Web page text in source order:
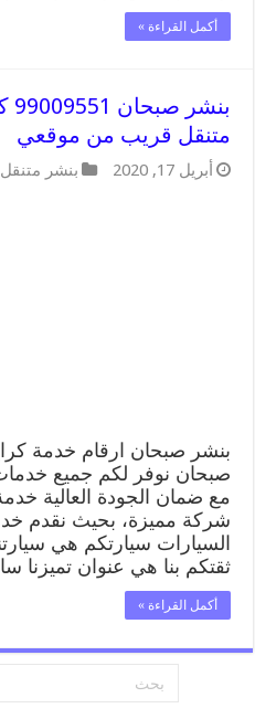
أكمل القراءة »
متنقل قريب من موقعي
أبريل 17, 2020 بنشر متنقل
بنشر صبحان ارقام خدمة
صبحان نوفر لكم جميع
مع ضمان الجودة العالية
شركة مميزة، بحيث نقدم
السيارات سيارتكم هي
ثقتكم بنا هي عنوان تميزنا
أكمل القراءة »